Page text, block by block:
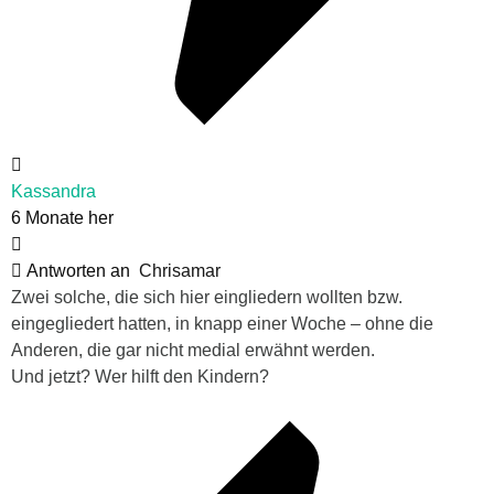
Kassandra
6 Monate her
Antworten an Chrisamar
Zwei solche, die sich hier eingliedern wollten bzw.
eingegliedert hatten, in knapp einer Woche – ohne die
Anderen, die gar nicht medial erwähnt werden.
Und jetzt? Wer hilft den Kindern?